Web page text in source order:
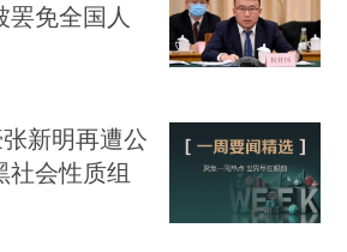
罢免全国人
新明再遭公
社会性质组